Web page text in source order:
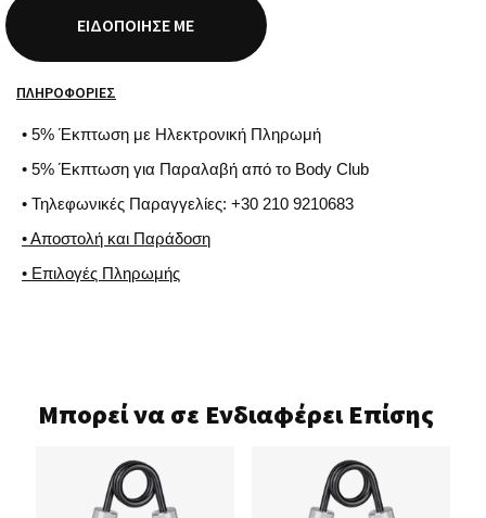
ΕΙΔΟΠΟΊΗΣΈ ΜΕ
ΠΛΗΡΟΦΟΡΊΕΣ
• 5% Έκπτωση με Ηλεκτρονική Πληρωμή
• 5% Έκπτωση για Παραλαβή από το Body Club
• Τηλεφωνικές Παραγγελίες: +30 210 9210683
• Αποστολή και Παράδοση
• Επιλογές Πληρωμής
Μπορεί να σε Ενδιαφέρει Επίσης